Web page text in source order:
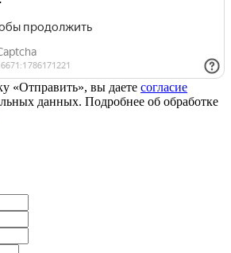
«Отправить», вы даете согласие
данных. Подробнее об обработке